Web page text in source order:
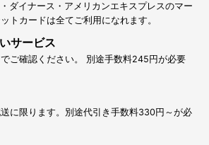
ダイナース・アメリカンエキスプレスのマー
トカードは全てご利用になれます。
サービス
ご確認ください。 別途手数料245円が必要
に限ります。別途代引き手数料330円～が必